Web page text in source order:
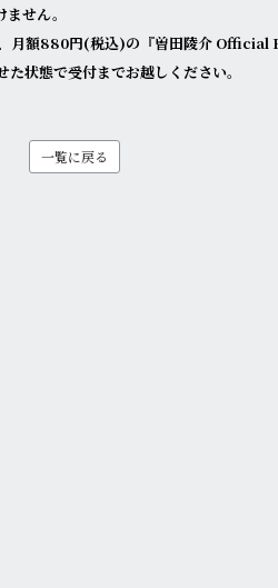
せん。
額880円(税込)の『曽田陵介 Official
た状態で受付までお越しください。
一覧に戻る